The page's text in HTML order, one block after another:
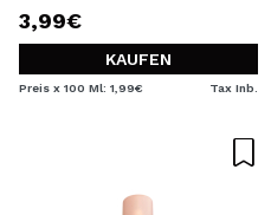
3,99€
KAUFEN
Preis x 100 Ml: 1,99€ Tax Inb.